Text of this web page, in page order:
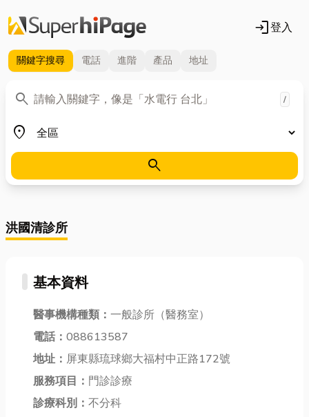
login登入
關鍵字搜尋 電話 進階 產品 地址
search
關鍵字 /
place
地區
search
洪國清診所
基本資料
醫事機構種類： 一般診所（醫務室）
電話： 088613587
地址： 屏東縣琉球鄉大福村中正路172號
服務項目： 門診診療
診療科別： 不分科